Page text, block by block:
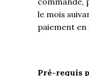
le mois
paiement en
Pré-requis